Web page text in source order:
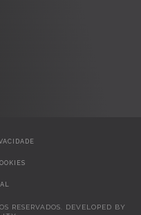
RESERVADOS. DEVELOPED BY